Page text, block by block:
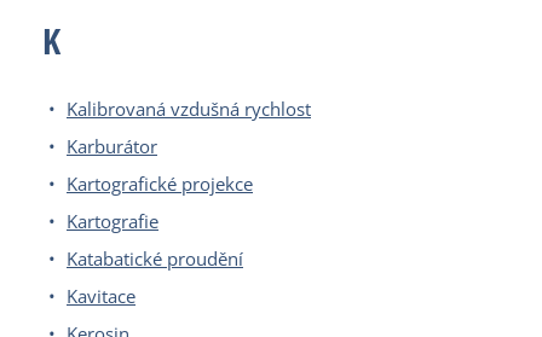
K
Kalibrovaná vzdušná rychlost
Karburátor
Kartografické projekce
Kartografie
Katabatické proudění
Kavitace